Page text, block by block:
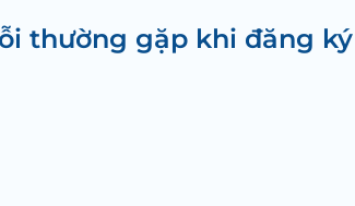
thường gặp khi đăng